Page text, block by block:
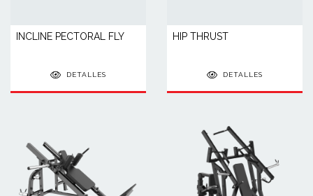
INCLINE PECTORAL FLY
DETALLES
HIP THRUST
DETALLES